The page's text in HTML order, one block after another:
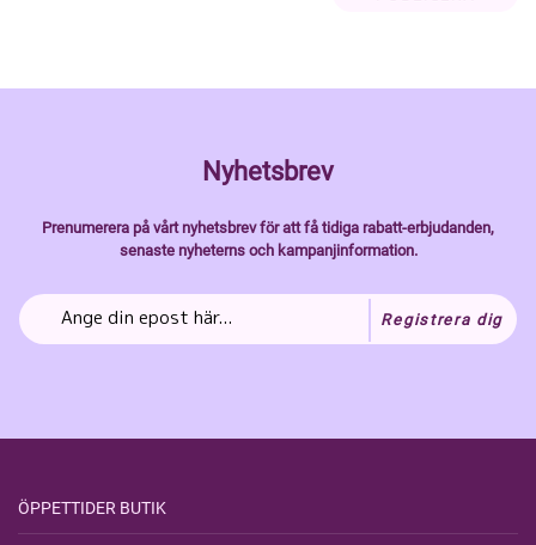
Nyhetsbrev
Prenumerera på vårt nyhetsbrev för att få tidiga rabatt-erbjudanden,
senaste nyheterns och kampanjinformation.
Registrera dig
ÖPPETTIDER BUTIK